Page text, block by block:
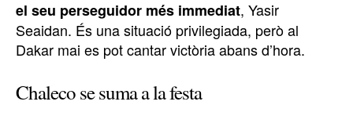
el seu perseguidor més immediat, Yasir
Seaidan. És una situació privilegiada, però al
Dakar mai es pot cantar victòria abans d’hora.
Chaleco se suma a la festa